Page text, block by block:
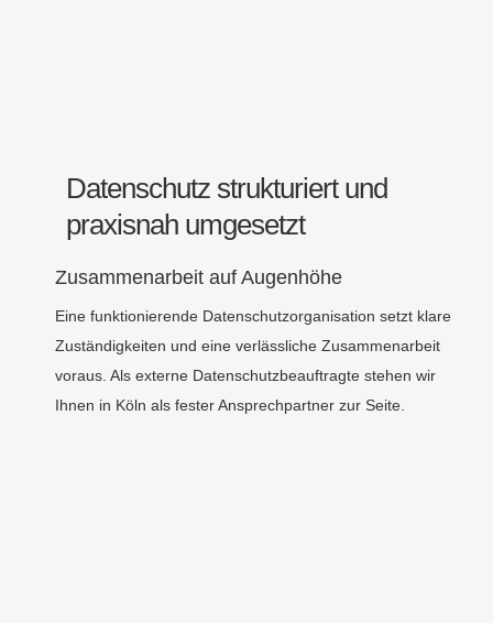
Datenschutz strukturiert und
praxisnah umgesetzt
Zusammenarbeit auf Augenhöhe
Eine funktionierende Datenschutzorganisation setzt klare
Zuständigkeiten und eine verlässliche Zusammenarbeit
voraus. Als externe Datenschutzbeauftragte stehen wir
Ihnen in Köln als fester Ansprechpartner zur Seite.